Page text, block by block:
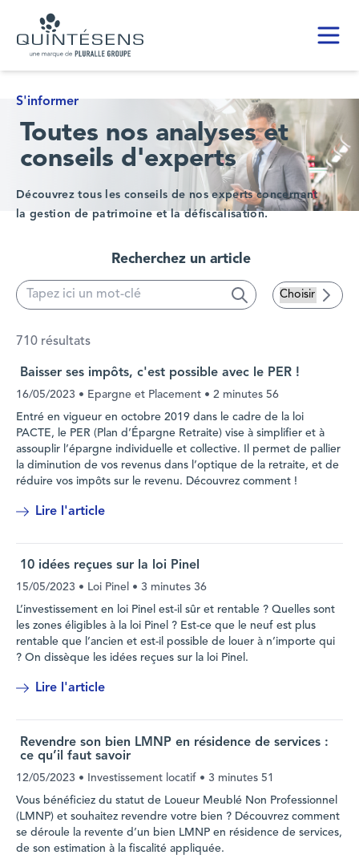
Home page
S'informer
Toutes nos analyses et
conseils d'experts
Découvrez tous les conseils de nos experts concernant
la gestion de patrimoine et la défiscalisation.
Recherchez un article
Search Search
710 résultats
Baisser ses impôts, c'est possible avec le PER !
16/05/2023 • Epargne et Placement • 2 minutes 56
Entré en vigueur en octobre 2019 dans le cadre de la loi
PACTE, le PER (Plan d’Épargne Retraite) vise à simplifier et à
assouplir l’épargne individuelle et collective. Il permet de pallier
la diminution de vos revenus dans l’optique de la retraite, et de
réduire vos impôts sur le revenu. Découvrez comment !
Lire l'article
10 idées reçues sur la loi Pinel
15/05/2023 • Loi Pinel • 3 minutes 36
L’investissement en loi Pinel est-il sûr et rentable ? Quelles sont
les zones éligibles à la loi Pinel ? Est-ce que le neuf est plus
rentable que l’ancien et est-il possible de louer à n’importe qui
? On dissèque les idées reçues sur la loi Pinel.
Lire l'article
Revendre son bien LMNP en résidence de services :
ce qu’il faut savoir
12/05/2023 • Investissement locatif • 3 minutes 51
Vous bénéficiez du statut de Loueur Meublé Non Professionnel
(LMNP) et souhaitez revendre votre bien ? Découvrez comment
se déroule la revente d’un bien LMNP en résidence de services,
de son estimation à la fiscalité appliquée.